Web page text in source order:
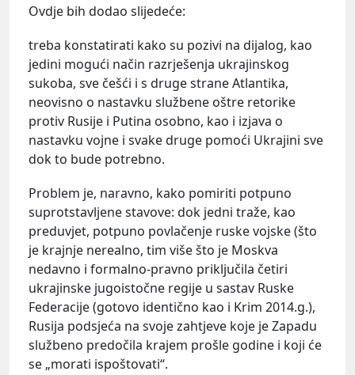
Ovdje bih dodao slijedeće:
treba konstatirati kako su pozivi na dijalog, kao
jedini mogući način razrješenja ukrajinskog
sukoba, sve češći i s druge strane Atlantika,
neovisno o nastavku službene oštre retorike
protiv Rusije i Putina osobno, kao i izjava o
nastavku vojne i svake druge pomoći Ukrajini sve
dok to bude potrebno.
Problem je, naravno, kako pomiriti potpuno
suprotstavljene stavove: dok jedni traže, kao
preduvjet, potpuno povlačenje ruske vojske (što
je krajnje nerealno, tim više što je Moskva
nedavno i formalno-pravno priključila četiri
ukrajinske jugoistočne regije u sastav Ruske
Federacije (gotovo identično kao i Krim 2014.g.),
Rusija podsjeća na svoje zahtjeve koje je Zapadu
službeno predočila krajem prošle godine i koji će
se „morati ispoštovati“.